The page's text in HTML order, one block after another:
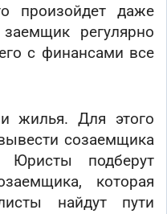
произойдет даже
регулярно
с финансами все
жилья. Для этого
созаемщика
Юристы подберут
которая
найдут пути